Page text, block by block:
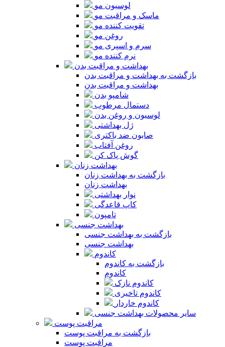
لوسیون مو
ماسک و مراقبت مو
تقویت کننده مو
روغن مو
سرم و اسپری مو
نرم کننده مو
بهداشت و مراقبت بدن
بازگشت به بهداشت و مراقبت بدن
بهداشت و مراقبت بدن
شامپو بدن
دستمال مرطوب
لوسیون و روغن بدن
ژل بهداشتی
صابون ضد باکتری
روغن آفتاب
گوش پاک کن
بهداشت زنان
بازگشت به بهداشت زنان
بهداشت زنان
نوار بهداشتی
کاپ قاعدگی
تامپون
بهداشت جنسی
بازگشت به بهداشت جنسی
بهداشت جنسی
کاندوم
بازگشت به کاندوم
کاندوم
کاندوم نازک
کاندوم تاخیری
کاندوم خاردار
سایر محصولات بهداشت جنسی
مراقبت پوست
بازگشت به مراقبت پوست
مراقبت پوست